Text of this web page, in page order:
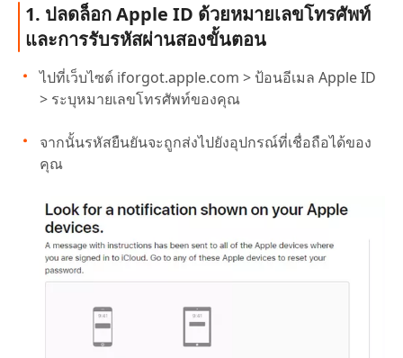
1. ปลดล็อก Apple ID ด้วยหมายเลขโทรศัพท์
และการรับรหัสผ่านสองขั้นตอน
ไปที่เว็บไซต์ iforgot.apple.com > ป้อนอีเมล Apple ID
> ระบุหมายเลขโทรศัพท์ของคุณ
จากนั้นรหัสยืนยันจะถูกส่งไปยังอุปกรณ์ที่เชื่อถือได้ของ
คุณ